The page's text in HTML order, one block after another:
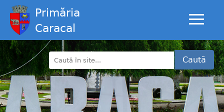
Primăria
Caracal
Caută